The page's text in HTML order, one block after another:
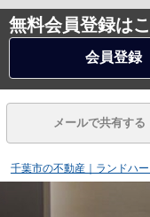
無料会員登録は
会員登録
メールで共有する
千葉市の不動産｜ランドハー